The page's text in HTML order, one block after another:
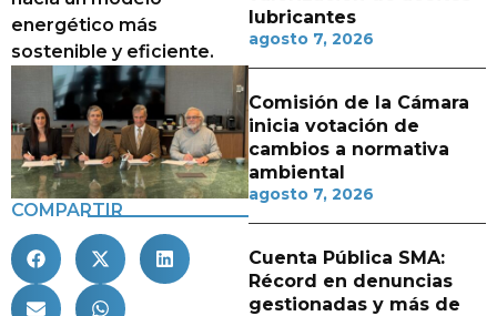
energético más
sostenible y eficiente.
COMPARTIR
lubricantes
agosto 7, 2026
Comisión de la Cámara
inicia votación de
cambios a normativa
ambiental
agosto 7, 2026
Cuenta Pública SMA:
Récord en denuncias
gestionadas y más de